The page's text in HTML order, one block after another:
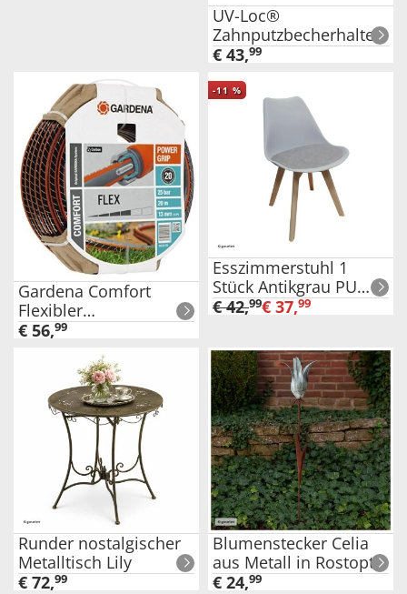
UV-Loc®
Zahnputzbecherhalter
Mod. Isera, Befestigen
innovativem
Klebesystem
€ 43,99
Gardena Comfort
Flexibler
Gartenschlauch 13mm
€ 56,99
-11 %
Esszimmerstuhl 1
Stück Antikgrau PU
Atlanta
€42,99€ 37,99
Runder nostalgischer
Metalltisch Lily
€ 72,99
Blumenstecker Celia
aus Metall in Rostoptik
€ 24,99